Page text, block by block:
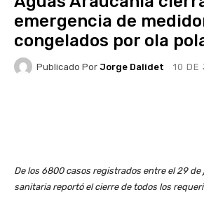
emergencia de
congelados por ola
Publicado Por Jorge Dalidet 10 DE
De los 6800 casos registrados entre el 29 de
sanitaria reportó el cierre de todos los